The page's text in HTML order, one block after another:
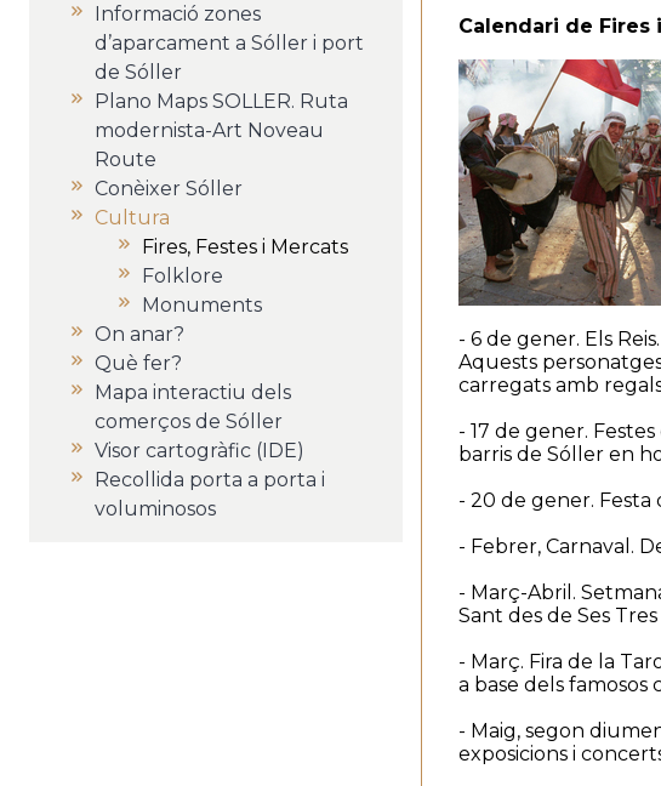
Informació zones
d’aparcament a Sóller i port
de Sóller
Plano Maps SOLLER. Ruta
modernista-Art Noveau
Route
Conèixer Sóller
Cultura
Fires, Festes i Mercats
Folklore
Monuments
On anar?
Què fer?
Mapa interactiu dels
comerços de Sóller
Visor cartogràfic (IDE)
Recollida porta a porta i
voluminosos
Calendari de Fires
- 6 de gener. Els
Aquests
carregats amb
- 17 de gener.
barris de Sóller en
- 20 de gener. Festa
- Febrer, Carnaval.
- Març-Abril.
Sant des de Ses
- Març. Fira de la
a base dels famosos
- Maig, segon
exposicions i